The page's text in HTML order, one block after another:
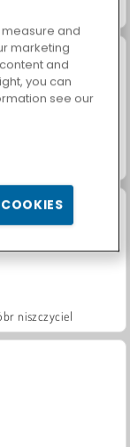
niszczyciel
and
marketing
and
you can
see our